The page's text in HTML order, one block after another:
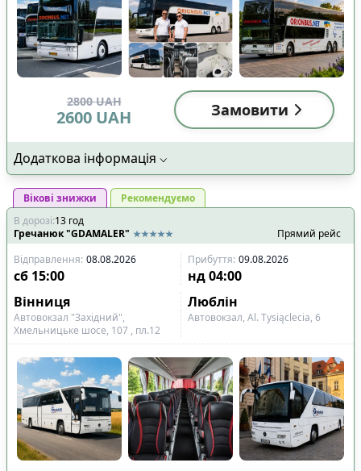
2800 UAH
2600 UAH Замовити
Додаткова інформація
Вікові знижки
Рекомендуємо
В дорозі:13 год
Гречанюк "GDAMALER"
Прямий рейс
Відправлення: 08.08.2026 Прибуття: 09.08.2026
сб 15:00 нд 04:00
Вінниця
Люблін
Автовокзал "Західний",
Хмельницьке шосе, 107 , пл.12
Автовокзал, Al. Tysiąclecia, 6